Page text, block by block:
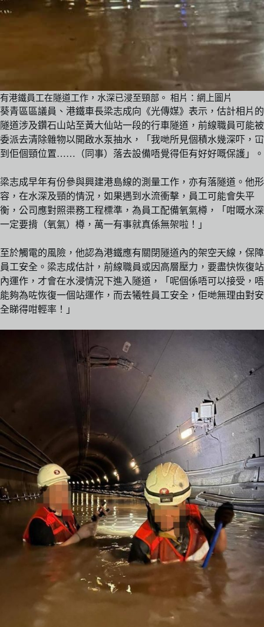
有港鐵員工在隧道工作，水深已浸至頸部。 相片：網上圖片
葵青區區議員、港鐵車長梁志成向《光傳媒》表示，估計相片的
隧道涉及鑽石山站至黃大仙站一段的行車隧道，前線職員可能被
委派去清除雜物以開啟水泵抽水，「我哋所見個積水幾深吓，冚
到佢個頸位置……（同事）落去設備唔覺得佢有好好嘅保護」。
梁志成早年有份參與興建港島線的測量工作，亦有落隧道。他形
容，在水深及頸的情況，如果遇到水流衝擊，員工可能會失平
衡，公司應對照渠務工程標準，為員工配備氧氣樽，「咁嘅水深
一定要揹（氧氣）樽，萬一有事就真係無架啦！」
至於觸電的風險，他認為港鐵應有關閉隧道內的架空天線，保障
員工安全。梁志成估計，前線職員或因高層壓力，要盡快恢復站
內運作，才會在水浸情況下進入隧道，「呢個係唔可以接受，唔
能夠為咗恢復一個站運作，而去犧牲員工安全，佢哋無理由對安
全睇得咁輕率！」